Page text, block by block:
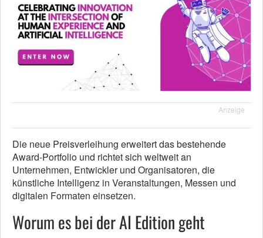
Anzeige
Die neue Preisverleihung erweitert das bestehende
Award-Portfolio und richtet sich weltweit an
Unternehmen, Entwickler und Organisatoren, die
künstliche Intelligenz in Veranstaltungen, Messen und
digitalen Formaten einsetzen.
Worum es bei der AI Edition geht